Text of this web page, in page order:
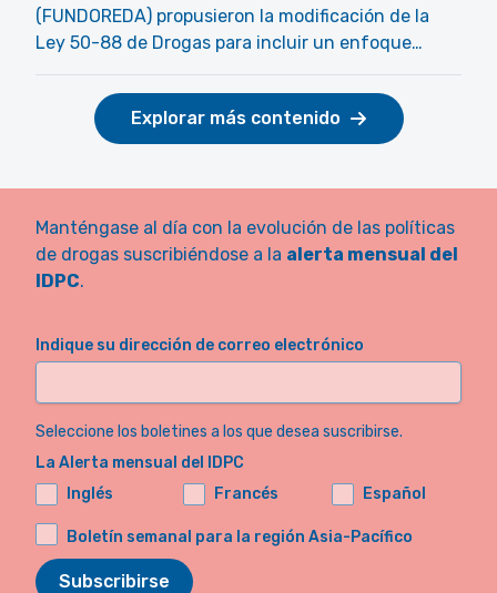
(FUNDOREDA) propusieron la modificación de la
Ley 50-88 de Drogas para incluir un enfoque…
Explorar más contenido
Manténgase al día con la evolución de las políticas
de drogas suscribiéndose a la alerta mensual del
IDPC.
Indique su dirección de correo electrónico
Seleccione los boletines a los que desea suscribirse.
La Alerta mensual del IDPC
Inglés
Francés Español
Boletín semanal para la región Asia-Pacífico
Subscribirse